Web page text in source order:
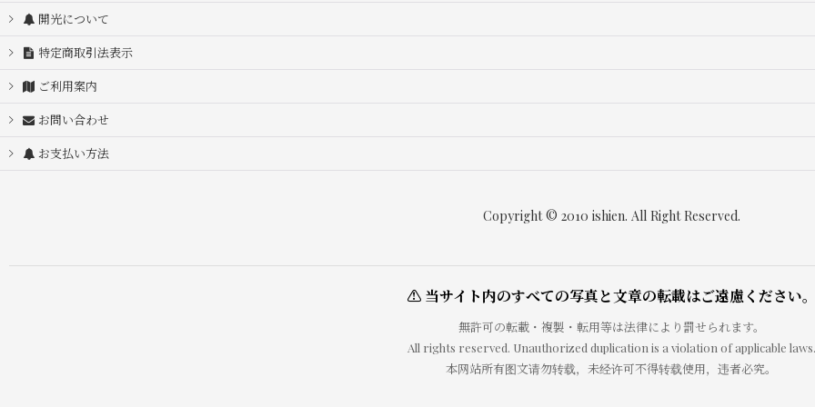
開光について
特定商取引法表示
ご利用案内
お問い合わせ
お支払い方法
Copyright © 2010 ishien. All Right Reserved.
⚠ 当サイト内のすべての写真と文章の転載はご遠慮ください
無許可の転載・複製・転用等は法律により罰せられます。
All rights reserved. Unauthorized duplication is a violation of applicable laws.
本网站所有图文请勿转载，未经许可不得转载使用，违者必究。